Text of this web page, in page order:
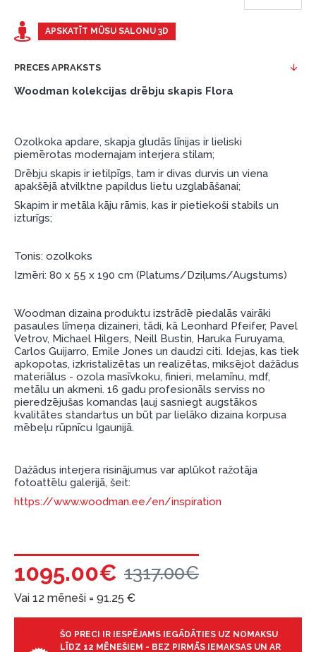
Piemērs: Preces cena 300 €, termiņš: 12 mēneši,
pirmā iemaksa: 0 €, ikmēneša maksājums: 25 €,
salonu Dārzciema ielā 91, Rīga, Latvija.
ESTO LV AS (Dokumentu noformēšanai
nepieciešams Smart-ID, eParaksts eID, eParaksts
eID mobile, ESTO konts vai banka Swedbank,
Luminor, SEB vai Citadele).
Līguma nosacījumi:
Līzinga līgumu drīkst parakstīt tikai tā persona,
kura ir norādīta kredīta saņemšanas līgumā.
Pirms kredīta noformēšanas, lūdzam iepazīties ar
preču piegādes noteikumiem , kā arī
garantijas un atgriesanas noteikumiem.
Finansiālā atbildība:
Aicinām aizņemties atbildīgi! Pirms aizņemties,
lūdzu, izvērtējiet savas finansiālās iespējas.
APSKATĪT MŪSU SALONU 3D
PRECES APRAKSTS
Woodman kolekcijas drēbju skapis Flora
Ozolkoka apdare, skapja gludās līnijas ir lieliski
piemērotas modernajam interjera stilam;
Drēbju skapis ir ietilpīgs, tam ir divas durvis un viena
apakšējā atvilktne papildus lietu uzglabāšanai;
Skapim ir metāla kāju rāmis, kas ir pietiekoši stabils un
izturīgs;
Tonis: ozolkoks
Izmēri: 80 x 55 x 190 cm (Platums/Dziļums/Augstums)
Woodman dizaina produktu izstrādē piedalās vairāki
pasaules līmeņa dizaineri, tādi, kā Leonhard Pfeifer, Pavel
Vetrov, Michael Hilgers, Neill Bustin, Haruka Furuyama,
Carlos Guijarro, Emile Jones un daudzi citi. Idejas, kas tiek
apkopotas, izkristalizētas un realizētas, miksējot dažādus
materiālus - ozola masīvkoku, finieri, melamīnu, mdf,
metālu un akmeni. 16 gadu profesionāls serviss no
pieredzējušas komandas ļauj sasniegt augstākos
kvalitātes standartus un būt par lielāko dizaina korpusa
mēbeļu rūpnīcu Igaunijā.
Dažādus interjera risinājumus var aplūkot ražotāja
fotoattēlu galerijā, šeit:
https://www.woodman.ee/en/inspiration
1095.00€ 1317.00€
Vai 12 mēneši = 91.25 €
ŠO PRECI IR IESPĒJAMS IEGĀDĀTIES UZ NOMAKSU
LĪDZ 12 MĒNEŠIEM - BEZ PIRMĀS IEMAKSAS UN AR